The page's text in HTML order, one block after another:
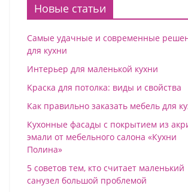
Новые статьи
Самые удачные и современные
для кухни
Интерьер для маленькой кухни
Kраска для потолка: виды и свойства
Как правильно заказать мебель для
Кухонные фасады с покрытием из
эмали от мебельного салона «Кухни
Полина»
5 советов тем, кто считает маленький
санузел большой проблемой